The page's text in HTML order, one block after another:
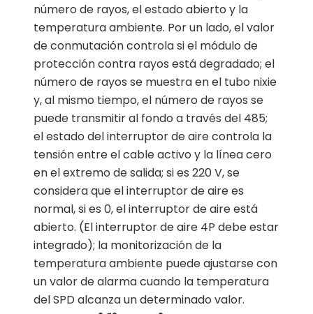
número de rayos, el estado abierto y la
temperatura ambiente. Por un lado, el valor
de conmutación controla si el módulo de
protección contra rayos está degradado; el
número de rayos se muestra en el tubo nixie
y, al mismo tiempo, el número de rayos se
puede transmitir al fondo a través del 485;
el estado del interruptor de aire controla la
tensión entre el cable activo y la línea cero
en el extremo de salida; si es 220 V, se
considera que el interruptor de aire es
normal, si es 0, el interruptor de aire está
abierto. (El interruptor de aire 4P debe estar
integrado); la monitorización de la
temperatura ambiente puede ajustarse con
un valor de alarma cuando la temperatura
del SPD alcanza un determinado valor.